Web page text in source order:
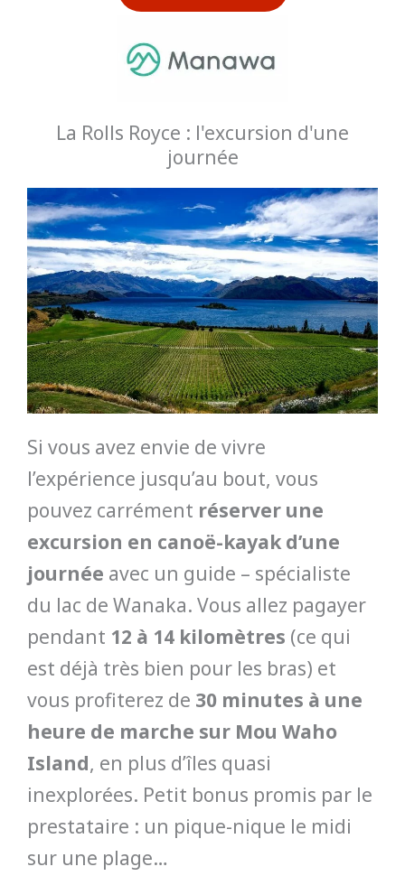
La Rolls Royce : l'excursion d'une
journée
Si vous avez envie de vivre
l’expérience jusqu’au bout, vous
pouvez carrément réserver une
excursion en canoë-kayak d’une
journée avec un guide – spécialiste
du lac de Wanaka. Vous allez pagayer
pendant 12 à 14 kilomètres (ce qui
est déjà très bien pour les bras) et
vous profiterez de 30 minutes à une
heure de marche sur Mou Waho
Island, en plus d’îles quasi
inexplorées. Petit bonus promis par le
prestataire : un pique-nique le midi
sur une plage…